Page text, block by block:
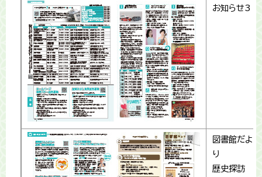
お知らせ3
図書館だよ
り
歴史探訪